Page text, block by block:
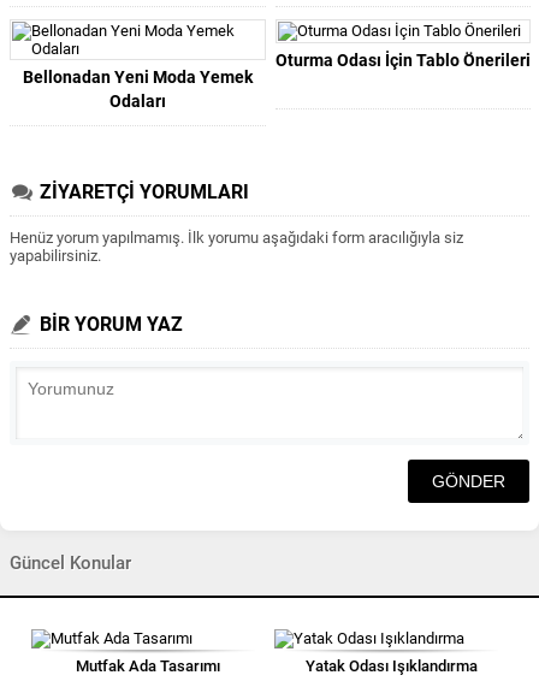
Bellonadan Yeni Moda Yemek
Odaları
Oturma Odası İçin Tablo Önerileri
ZİYARETÇİ YORUMLARI
Henüz yorum yapılmamış. İlk yorumu aşağıdaki form aracılığıyla siz
yapabilirsiniz.
BİR YORUM YAZ
Güncel Konular
Mutfak Ada Tasarımı Yatak Odası Işıklandırma